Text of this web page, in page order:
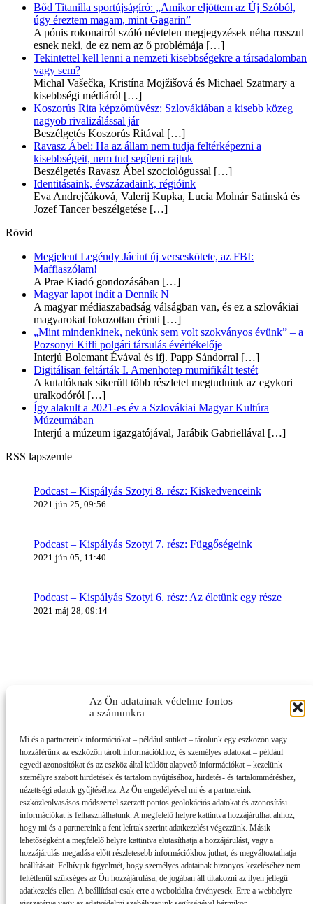
Az Ön adatainak védelme fontos
a számunkra
Mi és a partnereink információkat – például sütiket – tárolunk egy eszközön vagy
hozzáférünk az eszközön tárolt információkhoz, és személyes adatokat – például
egyedi azonosítókat és az eszköz által küldött alapvető információkat – kezelünk
személyre szabott hirdetések és tartalom nyújtásához, hirdetés- és tartalomméréshez,
nézettségi adatok gyűjtéséhez. Az Ön engedélyével mi és a partnereink
eszközleolvasásos módszerrel szerzett pontos geolokációs adatokat és azonosítási
információkat is felhasználhatunk. A megfelelő helyre kattintva hozzájárulhat ahhoz,
hogy mi és a partnereink a fent leírtak szerint adatkezelést végezzünk. Másik
lehetőségként a megfelelő helyre kattintva elutasíthatja a hozzájárulást, vagy a
hozzájárulás megadása előtt részletesebb információkhoz juthat, és megváltoztathatja
beállításait. Felhívjuk figyelmét, hogy személyes adatainak bizonyos kezeléséhez nem
feltétlenül szükséges az Ön hozzájárulása, de jogában áll tiltakozni az ilyen jellegű
adatkezelés ellen. A beállításai csak erre a weboldalra érvényesek. Erre a webhelyre
Bőd Titanilla sportújságíró: „Amikor eljöttem az Új Szóból,
úgy éreztem magam, mint Gagarin”
A pónis rokonairól szóló névtelen megjegyzések néha rosszul
esnek neki, de ez nem az ő problémája […]
Tekintettel kell lenni a nemzeti kisebbségekre a társadalomban
vagy sem?
Michal Vašečka, Kristína Mojžišová és Michael Szatmary a
kisebbségi médiáról […]
Koszorús Rita képzőművész: Szlovákiában a kisebb közeg
nagyob rivalizálással jár
Beszélgetés Koszorús Ritával […]
Ravasz Ábel: Ha az állam nem tudja feltérképezni a
kisebbségeit, nem tud segíteni rajtuk
Beszélgetés Ravasz Ábel szociológussal […]
Identitásaink, évszázadaink, régióink
Eva Andrejčáková, Valerij Kupka, Lucia Molnár Satinská és
Jozef Tancer beszélgetése […]
Rövid
Megjelent Legéndy Jácint új verseskötete, az FBI:
Maffiaszólam!
A Prae Kiadó gondozásában […]
Magyar lapot indít a Denník N
A magyar médiaszabadság válságban van, és ez a szlovákiai
magyarokat fokozottan érinti […]
„Mint mindenkinek, nekünk sem volt szokványos évünk” – a
Pozsonyi Kifli polgári társulás évértékelője
Interjú Bolemant Évával és ifj. Papp Sándorral […]
Digitálisan feltárták I. Amenhotep mumifikált testét
A kutatóknak sikerült több részletet megtudniuk az egykori
uralkodóról […]
Így alakult a 2021-es év a Szlovákiai Magyar Kultúra
Múzeumában
Interjú a múzeum igazgatójával, Jarábik Gabriellával […]
RSS lapszemle
Podcast – Kispályás Szotyi 8. rész: Kiskedvenceink
2021 jún 25, 09:56
Podcast – Kispályás Szotyi 7. rész: Függőségeink
2021 jún 05, 11:40
Podcast – Kispályás Szotyi 6. rész: Az életünk egy része
2021 máj 28, 09:14